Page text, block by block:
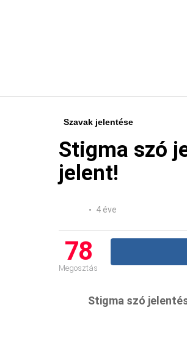
Szavak jelentése
Stigma szó
jelent!
4 éve
78
Megosztás
Stigma szó